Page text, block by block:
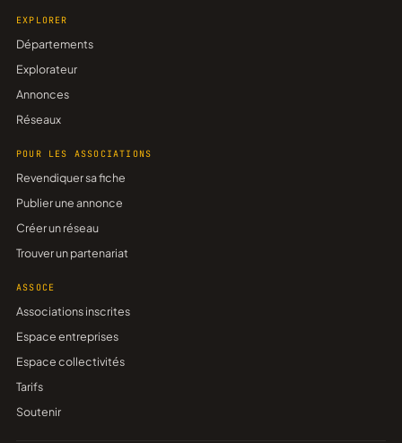
EXPLORER
Départements
Explorateur
Annonces
Réseaux
POUR LES ASSOCIATIONS
Revendiquer sa fiche
Publier une annonce
Créer un réseau
Trouver un partenariat
ASSOCE
Associations inscrites
Espace entreprises
Espace collectivités
Tarifs
Soutenir